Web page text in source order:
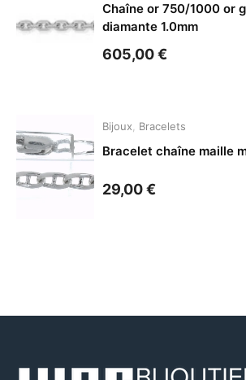
Chaîne or 750/1000 or
diamante 1.0mm
605,00€
Bijoux Bracelets
Bracelet chaîne maille
29,00€